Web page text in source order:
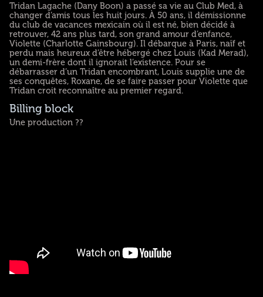
Tridan Lagache (Dany Boon) a passé sa vie au Club Med, à
changer d’amis tous les huit jours. À 50 ans, il démissionne
du club de vacances mexicain où il est né, bien décidé à
retrouver, 42 ans plus tard, son grand amour d’enfance,
Violette (Charlotte Gainsbourg). Il débarque à Paris, naïf et
perdu mais heureux d’être hébergé chez Louis (Kad Merad),
un demi-frère dont il ignorait l’existence. Pour se
débarrasser d’un Tridan encombrant, Louis supplie une de
ses conquêtes, Roxane, de se faire passer pour Violette que
Tridan croit reconnaître au premier regard.
Billing block
Une production ??